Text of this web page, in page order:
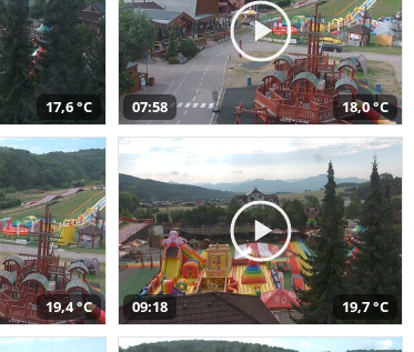
17,6 °C 07:58 18,0 °C
19,4 °C 09:18 19,7 °C